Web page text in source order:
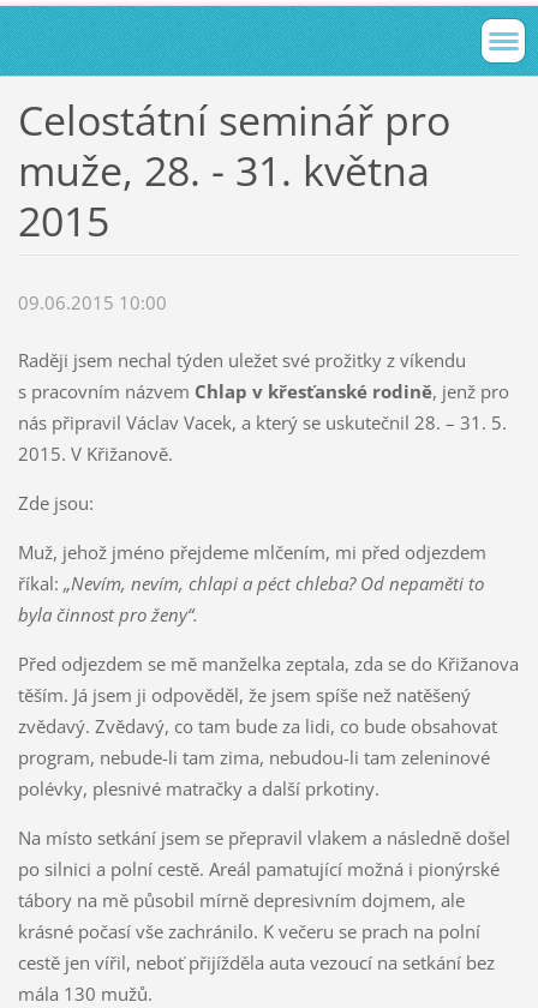
Celostátní seminář pro
muže, 28. - 31. května
2015
09.06.2015 10:00
Raději jsem nechal týden uležet své prožitky z víkendu
s pracovním názvem Chlap v křesťanské rodině, jenž pro
nás připravil Václav Vacek, a který se uskutečnil 28. – 31. 5.
2015. V Křižanově.
Zde jsou:
Muž, jehož jméno přejdeme mlčením, mi před odjezdem
říkal: „Nevím, nevím, chlapi a péct chleba? Od nepaměti to
byla činnost pro ženy“.
Před odjezdem se mě manželka zeptala, zda se do Křižanova
těším. Já jsem ji odpověděl, že jsem spíše než natěšený
zvědavý. Zvědavý, co tam bude za lidi, co bude obsahovat
program, nebude-li tam zima, nebudou-li tam zeleninové
polévky, plesnivé matračky a další prkotiny.
Na místo setkání jsem se přepravil vlakem a následně došel
po silnici a polní cestě. Areál pamatující možná i pionýrské
tábory na mě působil mírně depresivním dojmem, ale
krásné počasí vše zachránilo. K večeru se prach na polní
cestě jen vířil, neboť přijížděla auta vezoucí na setkání bez
mála 130 mužů.